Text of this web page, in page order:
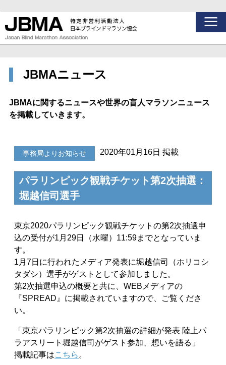
JBMAニュース
JBMAに関するニュースや世界の盲人マラソンニュース
を掲載していきます。
事務局よりお知らせ 2020年01月16日 掲載
パラリンピック観戦チケット第2次抽選：
堀越信司選手
東京2020パラリンピック観戦チケットの第2次抽選申
込の受付が1月29日（水曜）11:59までとなっていま
す。
1月7日に行われたメディア発表に堀越信司（ホリコシ
タダシ）選手がゲストとして参加しました。
第2次抽選申込の概要と共に、WEBメディアの
『SPREAD』に掲載されていますので、ご覧くださ
い。
「東京パラリンピック第2次抽選の詳細が発表 陸上パ
ラアスリート堀越信司がゲスト参加、想いを語る」
掲載記事はこちら 。